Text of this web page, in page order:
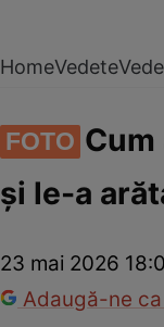
HomeVedete
FOTO
și le-a
23 mai 2026
Adaugă-ne